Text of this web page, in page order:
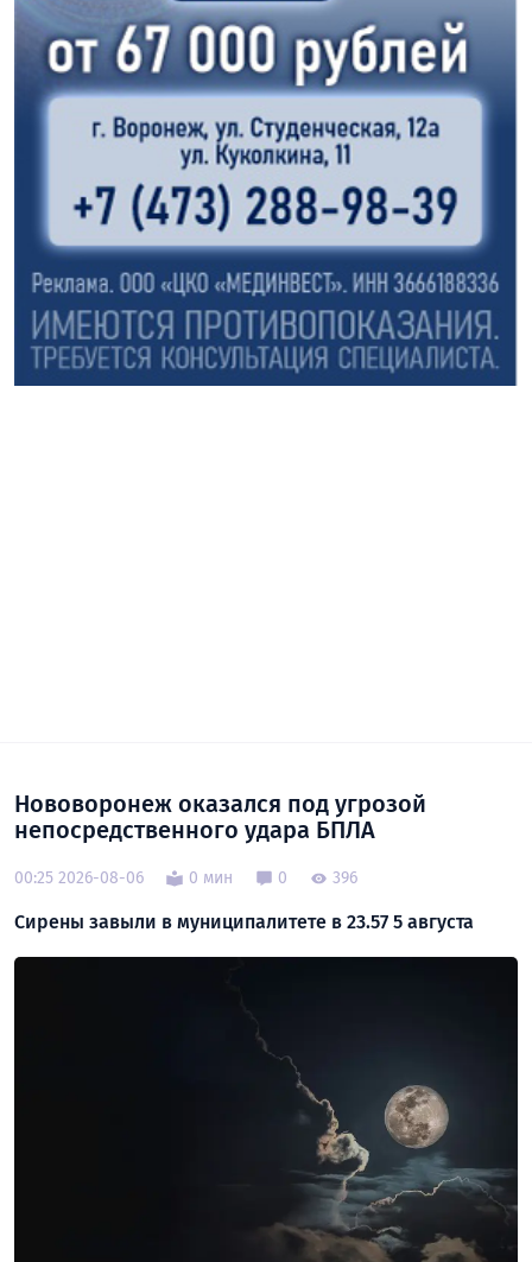
Нововоронеж оказался под угрозой
непосредственного удара БПЛА
00:25 2026-08-06 0 мин 0 396
Сирены завыли в муниципалитете в 23.57 5 августа